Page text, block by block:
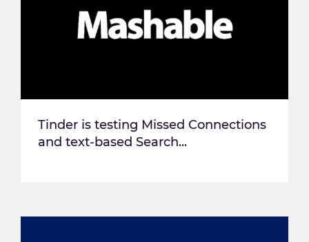
Tinder is testing Missed Connections
and text-based Search...